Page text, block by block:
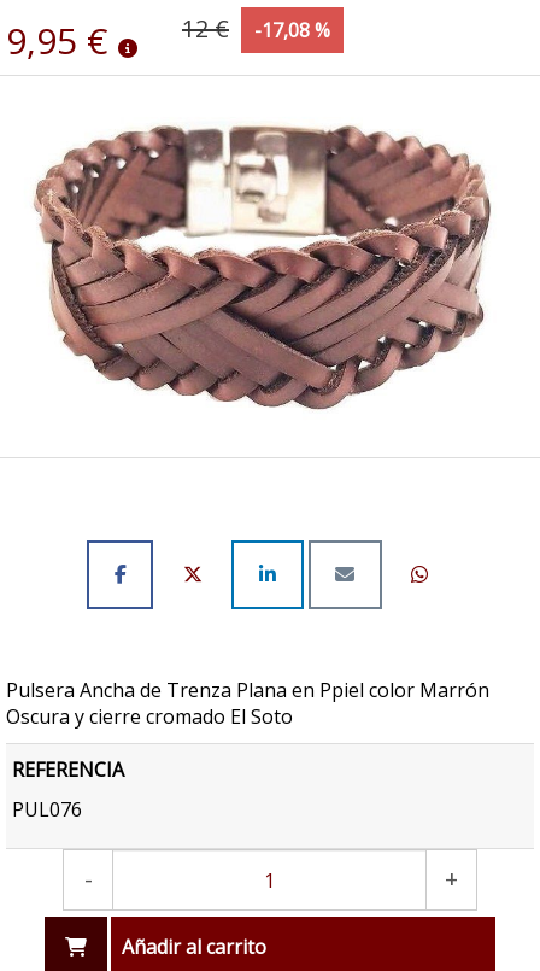
9,95 € 12 € -17,08 %
Pulsera Ancha de Trenza Plana en Ppiel color Marrón
Oscura y cierre cromado El Soto
REFERENCIA
PUL076
- +
Añadir al carrito